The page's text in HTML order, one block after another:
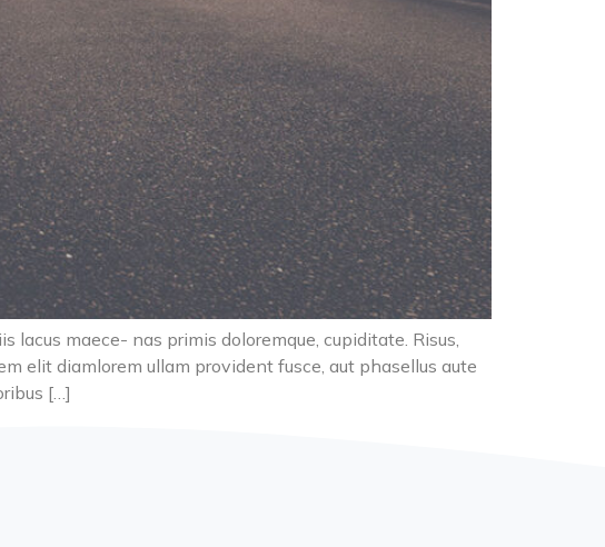
lacus maece- nas primis doloremque, cupiditate. Risus,
elit diamlorem ullam provident fusce, aut phasellus aute
[…]